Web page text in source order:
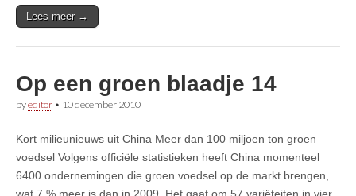
Lees meer →
Op een groen blaadje 14
byeditor • 10 december 2010
Kort milieunieuws uit China Meer dan 100 miljoen ton groen
voedsel Volgens officiële statistieken heeft China momenteel
6400 ondernemingen die groen voedsel op de markt brengen,
wat 7 % meer is dan in 2009. Het gaat om 57 variëteiten in vier